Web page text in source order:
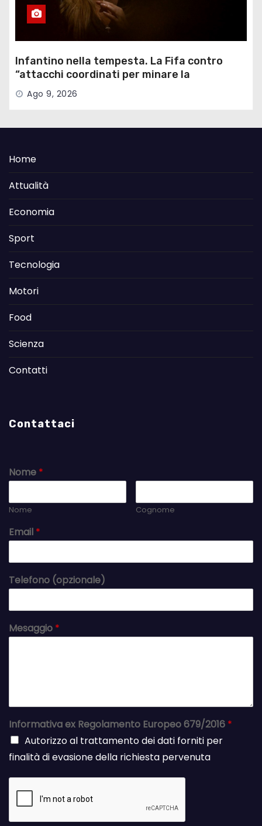
Infantino nella tempesta. La Fifa contro
“attacchi coordinati per minare la
governance”
Ago 9, 2026
Home
Attualità
Economia
Sport
Tecnologia
Motori
Food
Scienza
Contatti
Contattaci
Nome *
Nome Cognome
Email *
Telefono (opzionale)
Mesaggio *
Informativa ex Regolamento Europeo 679/2016 *
Autorizzo al trattamento dei dati forniti per
finalità di evasione della richiesta pervenuta